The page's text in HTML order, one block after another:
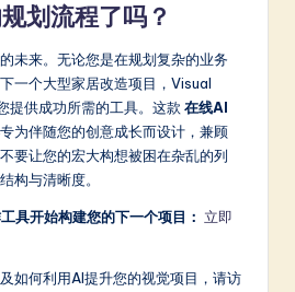
划流程了吗？
未来。无论您是在规划复杂的业务
一个大型家居改造项目，Visual
提供成功所需的工具。这款 在线AI
专为伴随您的创意成长而设计，兼顾
要让您的宏大构想被困在杂乱的列
构与清晰度。
具开始构建您的下一个项目： 立即
如何利用AI提升您的视觉项目，请访